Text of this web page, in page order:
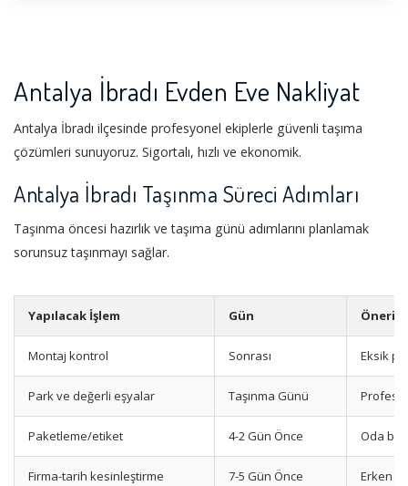
Antalya İbradı Evden Eve Nakliyat
Antalya İbradı ilçesinde profesyonel ekiplerle güvenli taşıma
çözümleri sunuyoruz. Sigortalı, hızlı ve ekonomik.
Antalya İbradı Taşınma Süreci Adımları
Taşınma öncesi hazırlık ve taşıma günü adımlarını planlamak
sorunsuz taşınmayı sağlar.
Yapılacak İşlem Gün Öneri
Montaj kontrol Sonrası Eksik
Park ve değerli eşyalar Taşınma Günü
Paketleme/etiket 4-2 Gün Önce Oda
Firma-tarih kesinleştirme 7-5 Gün Önce Erken